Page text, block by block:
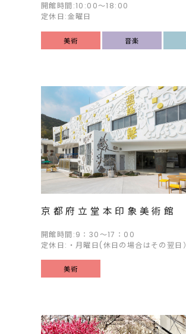
開館時間:10:00～18:00
定休日:金曜日
美術 音楽
京都府立堂本印象美術館
開館時間:9：30～17：00
定休日:・月曜日(休日の場合はその翌日）
美術